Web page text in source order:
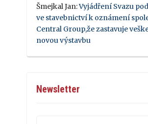
Šmejkal Jan:Vyjádření Svazu
ve stavebnictví k oznámení
Central Group,že zastavuje
novou výstavbu
Newsletter